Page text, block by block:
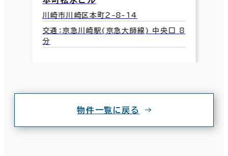
川崎市川崎区本町2-8-14
交通：京急川崎駅(京急大師線) 中央口 8
分
物件一覧に戻る